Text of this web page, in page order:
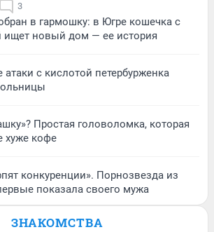
3
в гармошку: в Югре кошечка с
ищет новый дом — ее история
с кислотой петербурженка
Простая головоломка, которая
хуже кофе
конкуренции». Порнозвезда из
показала своего мужа
ЗНАКОМСТВА